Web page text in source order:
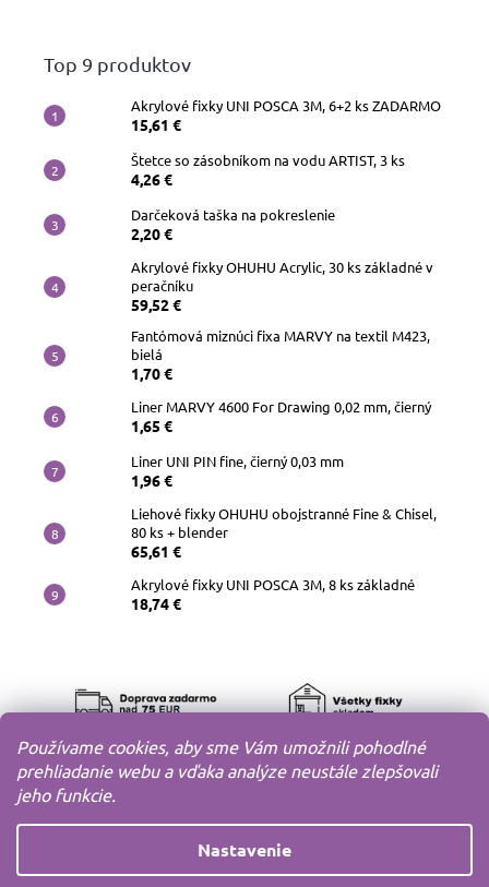
Používame cookies, aby sme Vám umožnili pohodlné
prehliadanie webu a vďaka analýze neustále zlepšovali
jeho funkcie.
Nastavenie
Top 9 produktov
Akrylové fixky UNI POSCA 3M, 6+2 ks ZADARMO
15,61 €
Štetce so zásobníkom na vodu ARTIST, 3 ks
4,26 €
Darčeková taška na pokreslenie
2,20 €
Akrylové fixky OHUHU Acrylic, 30 ks základné v
peračníku
59,52 €
Fantómová miznúci fixa MARVY na textil M423,
bielá
1,70 €
Liner MARVY 4600 For Drawing 0,02 mm, čierný
1,65 €
Liner UNI PIN fine, čierný 0,03 mm
1,96 €
Liehové fixky OHUHU obojstranné Fine & Chisel,
80 ks + blender
65,61 €
Akrylové fixky UNI POSCA 3M, 8 ks základné
18,74 €